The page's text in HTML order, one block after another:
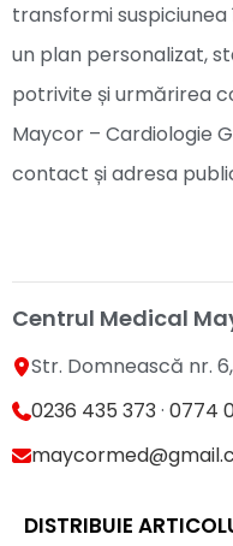
transformi
un plan personalizat,
potrivite și urmărirea
Maycor – Cardiologie
contact și adresa
Centrul Medical
Str. Domnească nr.
0236 435 373· 0774
DISTRIBUIE